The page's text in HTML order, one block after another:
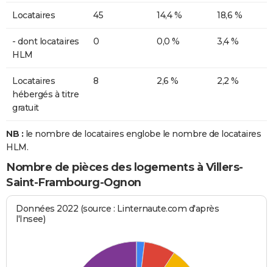
Locataires 45 14,4 % 18,6 %
- dont locataires
HLM
0 0,0 % 3,4 %
Locataires
hébergés à titre
gratuit
8 2,6 % 2,2 %
NB : le nombre de locataires englobe le nombre de locataires
HLM.
Nombre de pièces des logements à Villers-
Saint-Frambourg-Ognon
Données 2022 (source : Linternaute.com d'après
l'Insee)